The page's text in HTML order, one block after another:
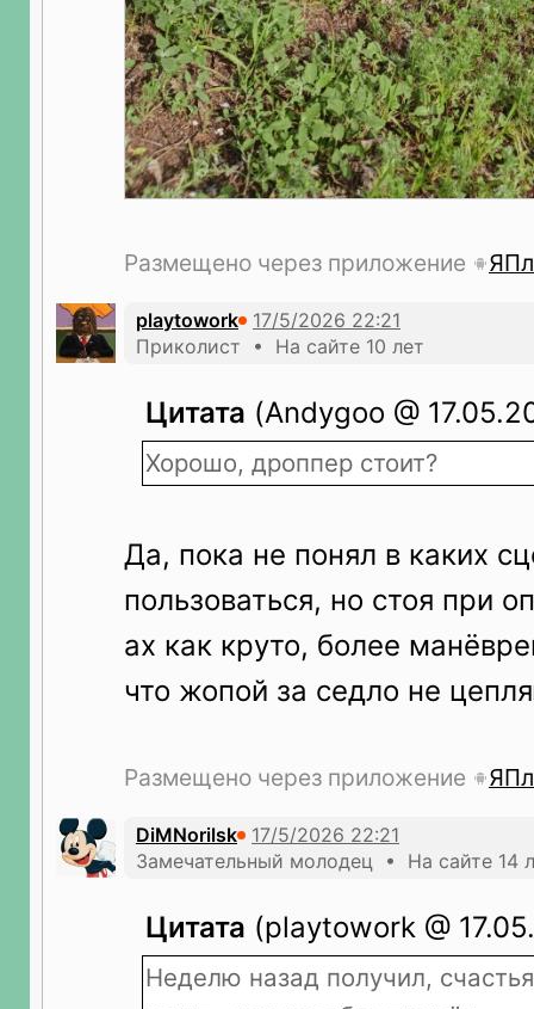
Размещено через приложение
playtowork
Приколист • На сайте 10 лет
Цитата (Andygoo @
Хорошо, дроппер стоит?
Да, пока не понял в каких
пользоваться, но стоя при
ах как круто, более
что жопой за седло не
Размещено через приложение
DiMNorilsk
Замечательный молодец • На сайте 14
Цитата (playtowork @
Неделю назад получил,